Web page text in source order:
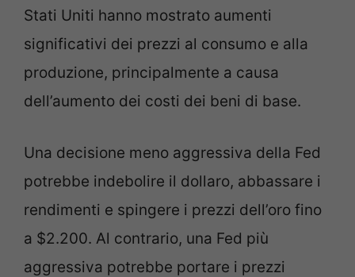
Stati Uniti hanno mostrato aumenti
significativi dei prezzi al consumo e alla
produzione, principalmente a causa
dell’aumento dei costi dei beni di base.
Una decisione meno aggressiva della Fed
potrebbe indebolire il dollaro, abbassare i
rendimenti e spingere i prezzi dell’oro fino
a $2.200. Al contrario, una Fed più
aggressiva potrebbe portare i prezzi